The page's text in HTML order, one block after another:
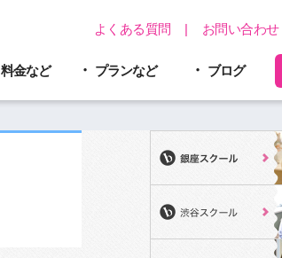
お問い合わせ
よくある質問
料金など プランなど ブログ